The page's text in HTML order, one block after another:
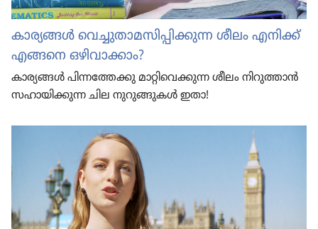
കാര്യങ്ങൾ വെച്ചു​താ​മ​സി​പ്പി​ക്കു​ന്ന ശീലം എനിക്ക്‌
എങ്ങനെ ഒഴിവാ​ക്കാം?
കാര്യങ്ങൾ പിന്ന​ത്തേ​ക്കു മാറ്റി​വെ​ക്കു​ന്ന ശീലം നിറു​ത്താൻ
സഹായി​ക്കു​ന്ന ചില നുറു​ങ്ങു​കൾ ഇതാ!